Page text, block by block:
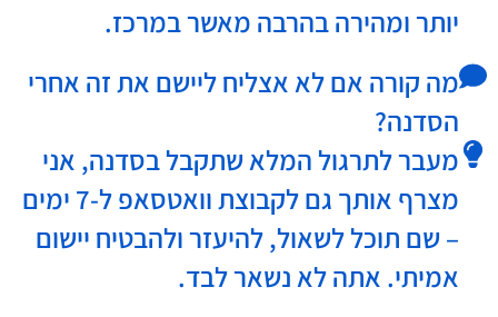
יותר ומהירה בהרבה מאשר במרכז.
מה קורה אם לא אצליח ליישם את זה אחרי
הסדנה?
מעבר לתרגול המלא שתקבל בסדנה, אני
מצרף אותך גם לקבוצת וואטסאפ ל-7 ימים
– שם תוכל לשאול, להיעזר ולהבטיח יישום
אמיתי. אתה לא נשאר לבד.